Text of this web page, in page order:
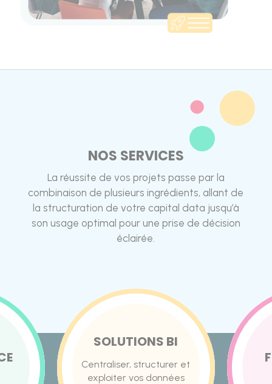
NOS SERVICES
La réussite de vos projets passe par la
combinaison de plusieurs ingrédients, allant de
la structuration de votre capital data jusqu’à
son usage optimal pour une prise de décision
éclairée.
SOLUTIONS BI
Centraliser, structurer et
exploiter vos données